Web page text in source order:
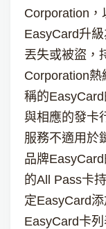
Corporation
EasyCard升
丟失或被盜，
Corporation熱
稱的
與相應的發卡
服務不適用於
品牌
的All Pass卡
定EasyCard
EasyCard卡